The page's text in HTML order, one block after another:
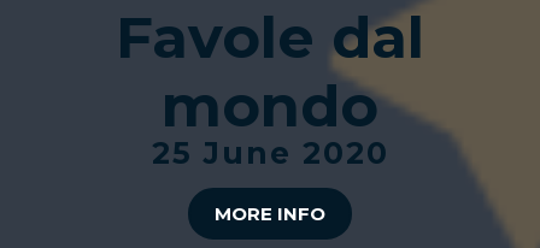
Favole dal
mondo
25 June 2020
MORE INFO